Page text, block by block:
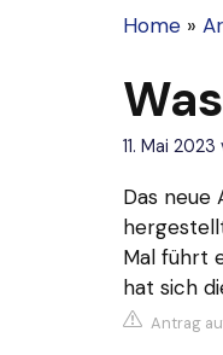
Home »
11. Mai 2023
Das neue
Mal führt
hat sich
Antrag